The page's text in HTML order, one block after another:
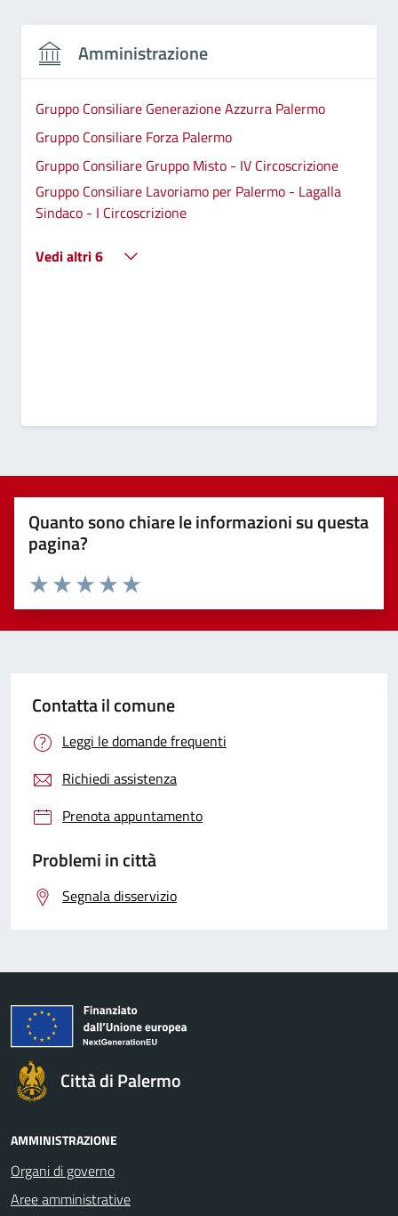
Amministrazione
Gruppo Consiliare Generazione Azzurra Palermo
Gruppo Consiliare Forza Palermo
Gruppo Consiliare Gruppo Misto - IV Circoscrizione
Gruppo Consiliare Lavoriamo per Palermo - Lagalla
Sindaco - I Circoscrizione
Vedi altri 6
Quanto sono chiare le informazioni su questa
pagina?
Valuta 5 stelle su 5
Valuta 4 stelle su 5
Valuta 3 stelle su 5
Valuta 2 stelle su 5
Valuta 1 stelle su 5
Contatta il comune
Leggi le domande frequenti
Richiedi assistenza
Prenota appuntamento
Problemi in città
Segnala disservizio
Città di Palermo
AMMINISTRAZIONE
Organi di governo
Aree amministrative